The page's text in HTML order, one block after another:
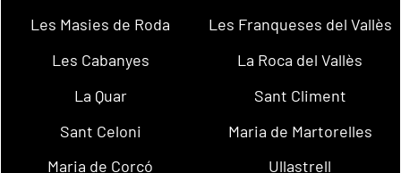
Les Masies de Roda
Les Franqueses del Vallès
Les Cabanyes
La Roca del Vallès
La Quar
Sant Climent
Sant Celoni
Maria de Martorelles
Maria de Corcó
Ullastrell